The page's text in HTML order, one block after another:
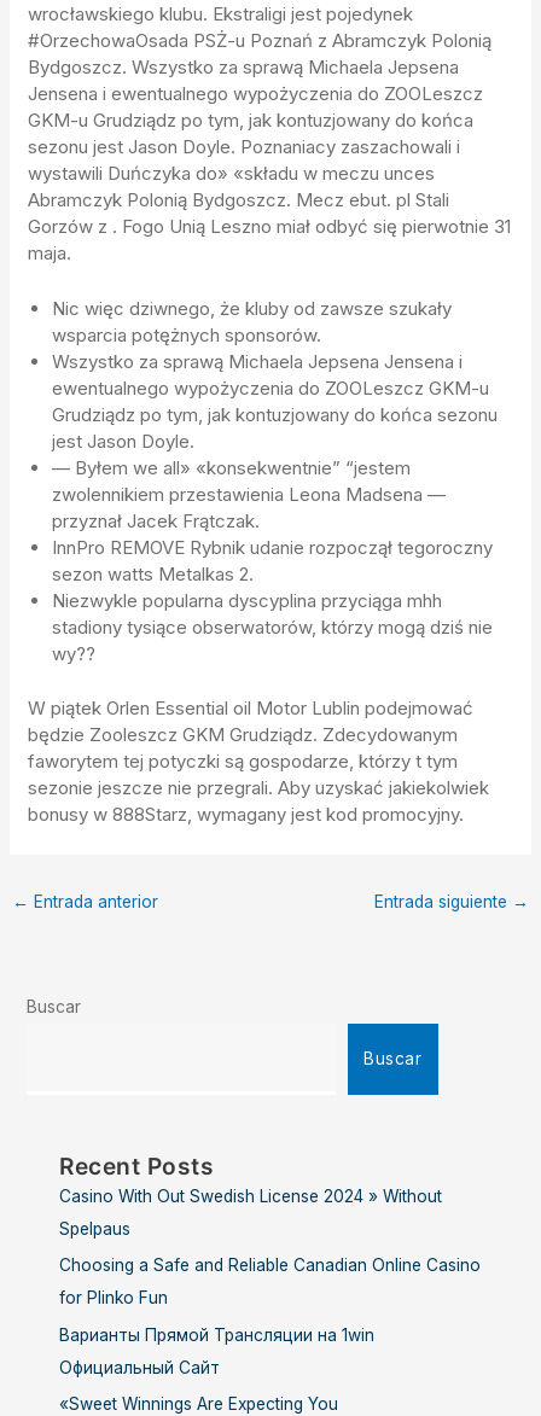
wrocławskiego klubu. Ekstraligi jest pojedynek
#OrzechowaOsada PSŻ-u Poznań z Abramczyk Polonią
Bydgoszcz. Wszystko za sprawą Michaela Jepsena
Jensena i ewentualnego wypożyczenia do ZOOLeszcz
GKM-u Grudziądz po tym, jak kontuzjowany do końca
sezonu jest Jason Doyle. Poznaniacy zaszachowali i
wystawili Duńczyka do» «składu w meczu unces
Abramczyk Polonią Bydgoszcz. Mecz ebut. pl Stali
Gorzów z . Fogo Unią Leszno miał odbyć się pierwotnie 31
maja.
Nic więc dziwnego, że kluby od zawsze szukały
wsparcia potężnych sponsorów.
Wszystko za sprawą Michaela Jepsena Jensena i
ewentualnego wypożyczenia do ZOOLeszcz GKM-u
Grudziądz po tym, jak kontuzjowany do końca sezonu
jest Jason Doyle.
— Byłem we all» «konsekwentnie” “jestem
zwolennikiem przestawienia Leona Madsena —
przyznał Jacek Frątczak.
InnPro REMOVE Rybnik udanie rozpoczął tegoroczny
sezon watts Metalkas 2.
Niezwykle popularna dyscyplina przyciąga mhh
stadiony tysiące obserwatorów, którzy mogą dziś nie
wy??
W piątek Orlen Essential oil Motor Lublin podejmować
będzie Zooleszcz GKM Grudziądz. Zdecydowanym
faworytem tej potyczki są gospodarze, którzy t tym
sezonie jeszcze nie przegrali. Aby uzyskać jakiekolwiek
bonusy w 888Starz, wymagany jest kod promocyjny.
← Entrada anterior Entrada siguiente →
Buscar
Buscar
Recent Posts
Casino With Out Swedish License 2024 » Without
Spelpaus
Choosing a Safe and Reliable Canadian Online Casino
for Plinko Fun
Варианты Прямой Трансляции на 1win
Официальный Сайт
«Sweet Winnings Are Expecting You